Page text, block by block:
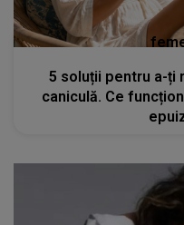
5 soluții pentru a-ți
caniculă. Ce